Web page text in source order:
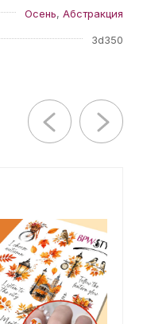
Осень, Абстракция
3d350